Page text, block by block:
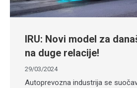
IRU: Novi model za
na duge relacije!
29/03/2024
Autoprevozna industrija se